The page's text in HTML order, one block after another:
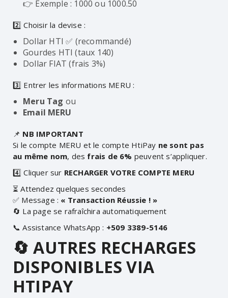
👉 Exemple : 1000 ou 1000.50
2️⃣ Choisir la devise :
Dollar HTI ✅ (recommandé)
Gourdes HTI (taux 140)
Dollar FIAT (frais 3%)
3️⃣ Entrer les informations MERU :
Meru Tag ou
Email MERU
📌 NB IMPORTANT
Si le compte MERU et le compte HtiPay ne sont pas
au même nom, des frais de 6% peuvent s’appliquer.
4️⃣ Cliquer sur RECHARGER VOTRE COMPTE MERU
⏳ Attendez quelques secondes
✅ Message : « Transaction Réussie ! »
🔄 La page se rafraîchira automatiquement
📞 Assistance WhatsApp : +509 3389-5146
🔄 AUTRES RECHARGES
DISPONIBLES VIA
HTIPAY